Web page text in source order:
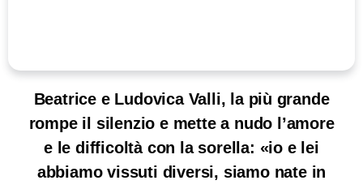
Beatrice e Ludovica Valli, la più grande
rompe il silenzio e mette a nudo l’amore
e le difficoltà con la sorella: «io e lei
abbiamo vissuti diversi, siamo nate in